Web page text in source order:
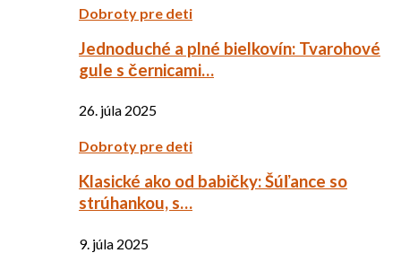
Dobroty pre deti
Jednoduché a plné bielkovín: Tvarohové
gule s černicami…
26. júla 2025
Dobroty pre deti
Klasické ako od babičky: Šúľance so
strúhankou, s…
9. júla 2025